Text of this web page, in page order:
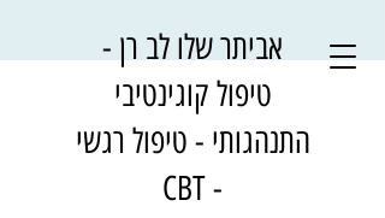
אביתר שלו לב רן -
טיפול קוגינטיבי
התנהגותי - טיפול רגשי
- CBT